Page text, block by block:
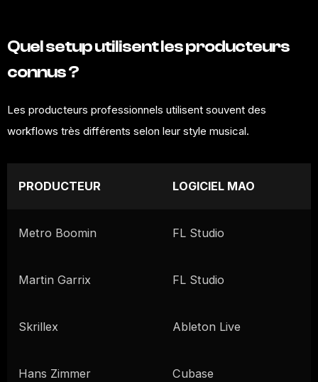
Quel setup utilisent les producteurs
connus ?
Les producteurs professionnels utilisent souvent des
workflows très différents selon leur style musical.
PRODUCTEUR LOGICIEL MAO
Metro Boomin FL Studio
Martin Garrix FL Studio
Skrillex Ableton Live
Hans Zimmer Cubase